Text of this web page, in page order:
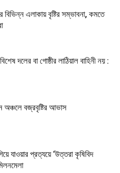
বিভিন্ন এলাকায় বৃষ্টির সম্ভাবনা, কমতে
দলের বা গোষ্ঠীর লাঠিয়াল বাহিনী নয় :
অঞ্চলে বজ্রবৃষ্টির আভাস
যাওয়ার প্রত্যয়ে ‘উত্তরা কৃষিবিদ